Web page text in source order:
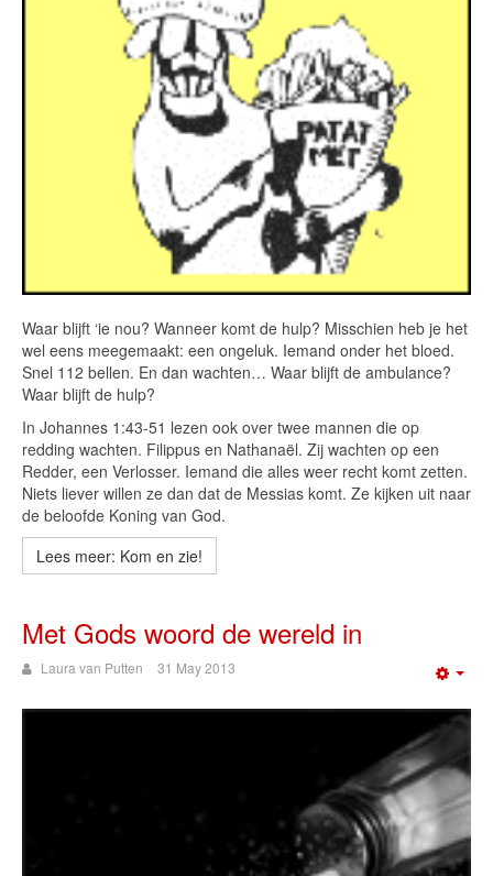
Waar blijft ‘ie nou? Wanneer komt de hulp? Misschien heb je het
wel eens meegemaakt: een ongeluk. Iemand onder het bloed.
Snel 112 bellen. En dan wachten… Waar blijft de ambulance?
Waar blijft de hulp?
In Johannes 1:43-51 lezen ook over twee mannen die op
redding wachten. Filippus en Nathanaël. Zij wachten op een
Redder, een Verlosser. Iemand die alles weer recht komt zetten.
Niets liever willen ze dan dat de Messias komt. Ze kijken uit naar
de beloofde Koning van God.
Lees meer: Kom en zie!
Met Gods woord de wereld in
Laura van Putten 31 May 2013